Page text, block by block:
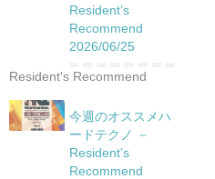
Resident’s
Recommend
2026/06/25
Resident's Recommend
今週のオススメハ
ードテクノ －
Resident’s
Recommend